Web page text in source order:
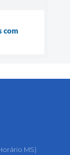
com
MS)